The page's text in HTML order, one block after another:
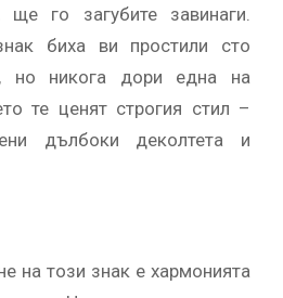
го загубите завинаги.
биха ви простили сто
но никога дори една на
те ценят строгия стил –
дълбоки деколтета и
на този знак е хармонията